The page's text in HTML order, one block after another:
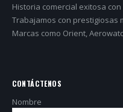
Historia comercial exitosa
Trabajamos con prestigiosas
Marcas como Orient,
CONTÁCTENOS
Nombre